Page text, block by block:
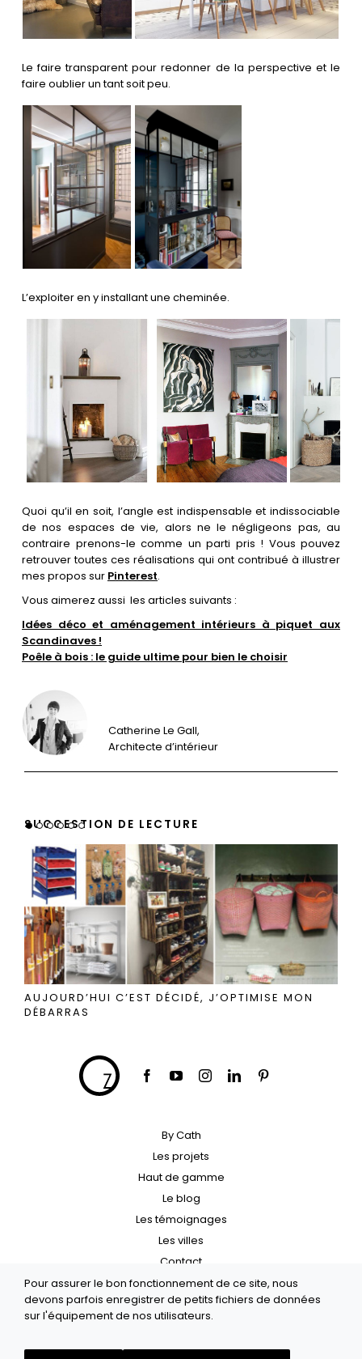
Le faire transparent pour redonner de la perspective et le
faire oublier un tant soit peu.
L’exploiter en y installant une cheminée.
Quoi qu’il en soit, l’angle est indispensable et indissociable
de nos espaces de vie, alors ne le négligeons pas, au
contraire prenons-le comme un parti pris ! Vous pouvez
retrouver toutes ces réalisations qui ont contribué à illustrer
mes propos sur Pinterest.
Vous aimerez aussi les articles suivants :
Idées déco et aménagement intérieurs à piquet aux
Scandinaves !
Poêle à bois : le guide ultime pour bien le choisir
Catherine Le Gall,
Architecte d’intérieur
SUGGESTION DE LECTURE
AUJOURD’HUI C’EST DÉCIDÉ, J’OPTIMISE MON
DÉBARRAS
By Cath
Les projets
Haut de gamme
Le blog
Les témoignages
Les villes
Contact
Crédit
Politique de confidentialité
Architecte d’intérieur Paris, Haut-de-Seine et Yveline
Pour assurer le bon fonctionnement de ce site, nous
devons parfois enregistrer de petits fichiers de données
sur l'équipement de nos utilisateurs.